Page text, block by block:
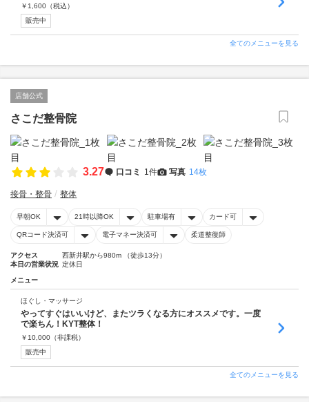
￥ 1,600 （税込）
販売中
全てのメニューを見る
店舗公式
さこだ整骨院
3.27 口コミ 1件 写真 14枚
接骨・整骨 整体
早朝OK 21時以降OK 駐車場有 カード可
QRコード決済可 電子マネー決済可 柔道整復師
アクセス
西新井駅から980m （徒歩13分）
本日の営業状況 定休日
メニュー
ほぐし・マッサージ
やってすぐはいいけど、またツラくなる方にオススメです。一度
で楽ちん！KYT整体！
￥ 10,000 （非課税）
販売中
全てのメニューを見る